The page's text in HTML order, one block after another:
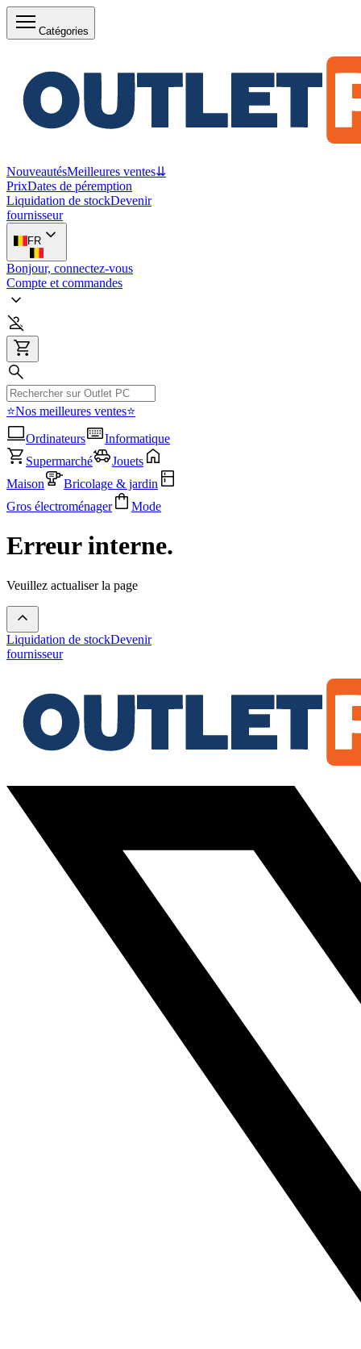
Catégories
NouveautésMeilleures ventes⇊
PrixDates de péremption
Liquidation de stockDevenir
fournisseur
FR
Bonjour, connectez-vous
Compte et commandes
⭐Nos meilleures ventes⭐
Ordinateurs
Informatique
Supermarché
Jouets
Maison
Bricolage & jardin
Gros électroménager
Mode
Erreur interne.
Veuillez actualiser la page
Liquidation de stockDevenir
fournisseur